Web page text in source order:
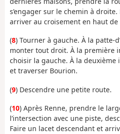
s’engager sur le chemin à
arriver au croisement en haut de
(8) Tourner à gauche. À la patte-
monter tout droit. À la première
choisir la gauche. À la
et traverser Bourion.
(9) Descendre une petite route.
(10) Après Renne, prendre le
l’intersection avec une piste,
Faire un lacet descendant et